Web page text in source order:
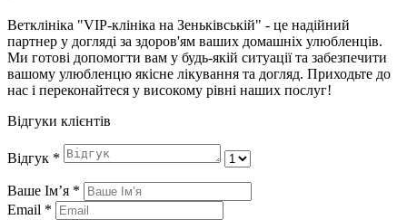
Ветклініка "VIP-клініка на Зеньківській" - це надійний
партнер у догляді за здоров'ям ваших домашніх улюбленців.
Ми готові допомогти вам у будь-якій ситуації та забезпечити
вашому улюбленцю якісне лікування та догляд. Приходьте до
нас і переконайтеся у високому рівні наших послуг!
Відгуки клієнтів
Відгук *
Ваше Імʼя *
Email *